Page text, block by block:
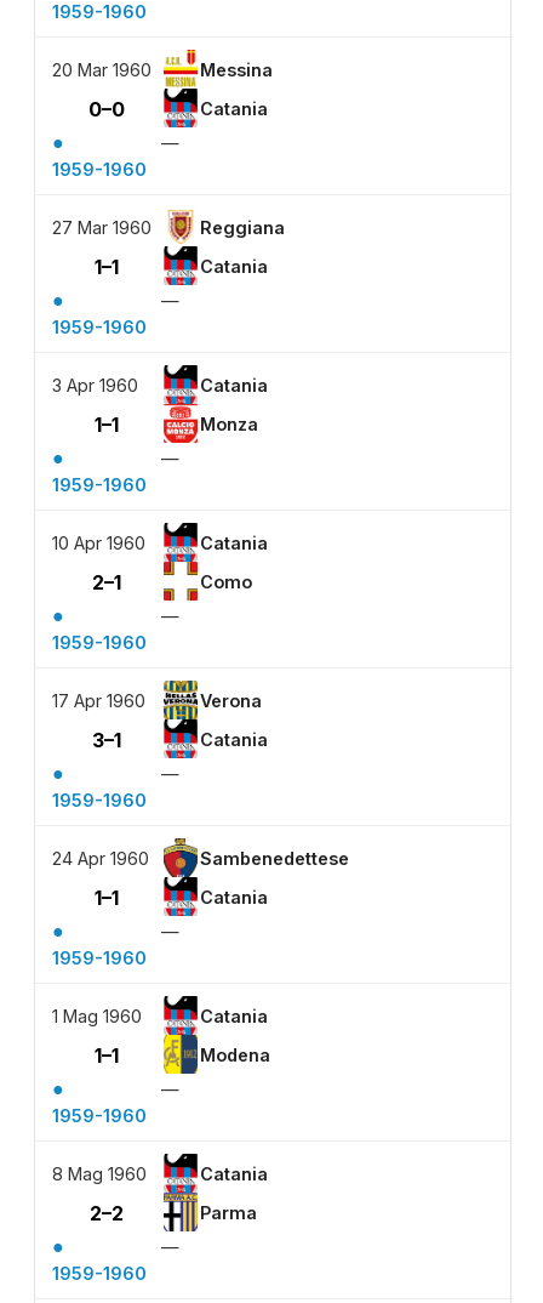
1959-1960
20 Mar 1960 Messina
0–0 Catania
●
—
1959-1960
27 Mar 1960 Reggiana
1–1 Catania
●
—
1959-1960
3 Apr 1960 Catania
1–1 Monza
●
—
1959-1960
10 Apr 1960 Catania
2–1 Como
●
—
1959-1960
17 Apr 1960 Verona
3–1 Catania
●
—
1959-1960
24 Apr 1960 Sambenedettese
1–1 Catania
●
—
1959-1960
1 Mag 1960 Catania
1–1 Modena
●
—
1959-1960
8 Mag 1960 Catania
2–2 Parma
●
—
1959-1960